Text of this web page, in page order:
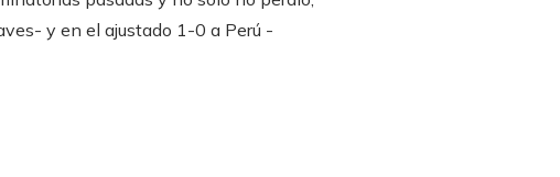
y en el ajustado 1-0 a Perú -